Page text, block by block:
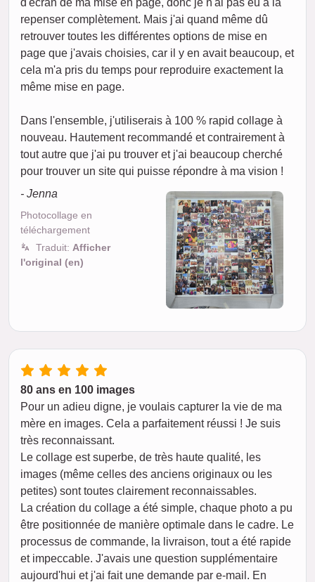
d'écran de ma mise en page, donc je n'ai pas eu à la
repenser complètement. Mais j'ai quand même dû
retrouver toutes les différentes options de mise en
page que j'avais choisies, car il y en avait beaucoup, et
cela m'a pris du temps pour reproduire exactement la
même mise en page.
Dans l'ensemble, j'utiliserais à 100 % rapid collage à
nouveau. Hautement recommandé et contrairement à
tout autre que j'ai pu trouver et j'ai beaucoup cherché
pour trouver un site qui puisse répondre à ma vision !
- Jenna
Photocollage en
téléchargement
Traduit: Afficher
l'original (en)
80 ans en 100 images
Pour un adieu digne, je voulais capturer la vie de ma
mère en images. Cela a parfaitement réussi ! Je suis
très reconnaissant.
Le collage est superbe, de très haute qualité, les
images (même celles des anciens originaux ou les
petites) sont toutes clairement reconnaissables.
La création du collage a été simple, chaque photo a pu
être positionnée de manière optimale dans le cadre. Le
processus de commande, la livraison, tout a été rapide
et impeccable. J'avais une question supplémentaire
aujourd'hui et j'ai fait une demande par e-mail. En